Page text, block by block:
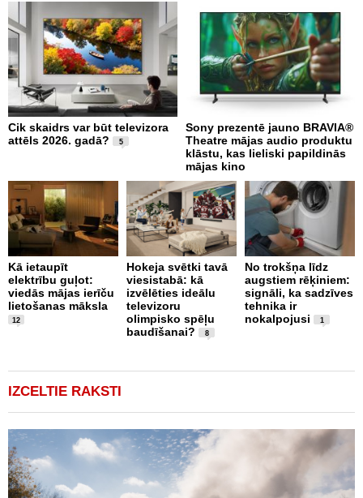
Cik skaidrs var būt televizora
attēls 2026. gadā?
5
Sony prezentē jauno BRAVIA®
Theatre mājas audio produktu
klāstu, kas lieliski papildinās
mājas kino
Kā ietaupīt
elektrību guļot:
viedās mājas ierīču
lietošanas māksla
12
Hokeja svētki tavā
viesistabā: kā
izvēlēties ideālu
televizoru
olimpisko spēļu
baudīšanai?
8
No trokšņa līdz
augstiem rēķiniem:
signāli, ka sadzīves
tehnika ir
nokalpojusi
1
IZCELTIE RAKSTI